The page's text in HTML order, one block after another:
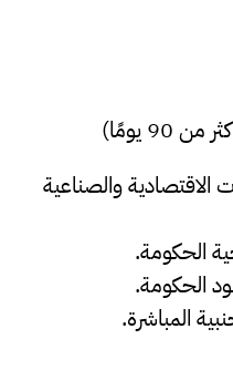
يومًا)
والصناعية
الحكومة.
الحكومة.
المباشرة.